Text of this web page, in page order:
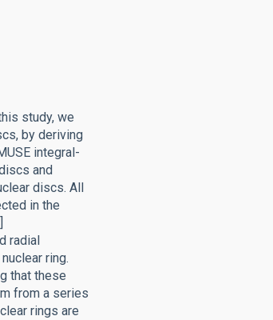
study, we
by deriving
integral-
and
discs. All
in the
radial
ring.
that these
from a series
rings are